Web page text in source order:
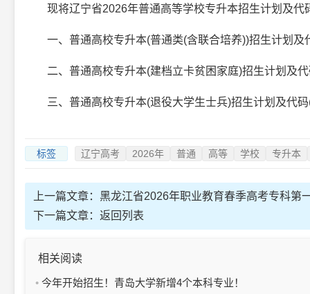
现将辽宁省2026年普通高等学校专升本招生计划及代
一、普通高校专升本(普通类(含联合培养))招生计划及
二、普通高校专升本(建档立卡贫困家庭)招生计划及代
三、普通高校专升本(退役大学生士兵)招生计划及代码
标签 辽宁高考 2026年 普通 高等 学校 专升本
上一篇文章： 黑龙江省2026年职业教育春季高考专科第
下一篇文章： 返回列表
相关阅读
今年开始招生！青岛大学新增4个本科专业！